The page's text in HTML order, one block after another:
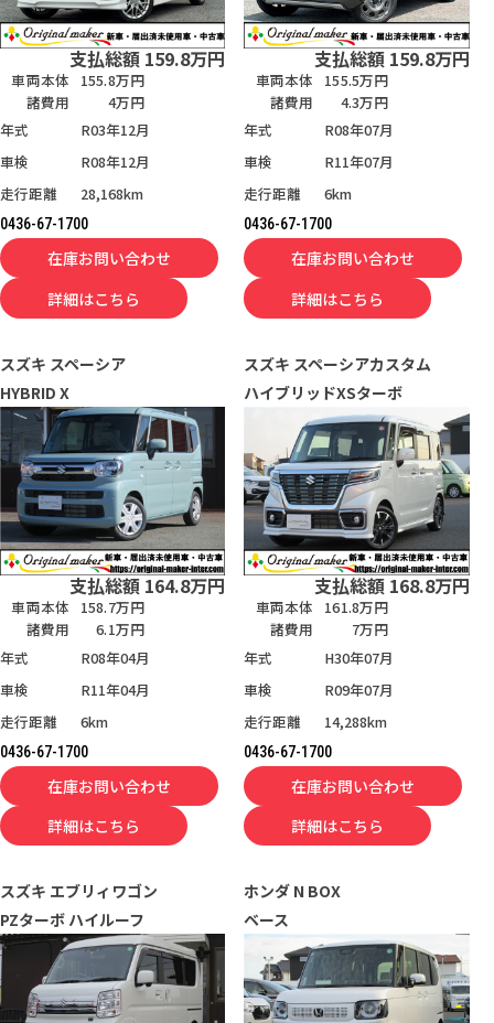
支払総額 159.8万円
車両本体
155.8万円
諸費用
4万円
年式
R03年12月
車検
R08年12月
走行距離
28,168km
0436-67-1700
在庫お問い合わせ
詳細はこちら
支払総額 159.8万円
車両本体
155.5万円
諸費用
4.3万円
年式
R08年07月
車検
R11年07月
走行距離
6km
0436-67-1700
在庫お問い合わせ
詳細はこちら
スズキ スペーシア
HYBRID X
支払総額 164.8万円
車両本体
158.7万円
諸費用
6.1万円
年式
R08年04月
車検
R11年04月
走行距離
6km
0436-67-1700
在庫お問い合わせ
詳細はこちら
スズキ スペーシアカスタム
ハイブリッドXSターボ
支払総額 168.8万円
車両本体
161.8万円
諸費用
7万円
年式
H30年07月
車検
R09年07月
走行距離
14,288km
0436-67-1700
在庫お問い合わせ
詳細はこちら
スズキ エブリィワゴン
PZターボ ハイルーフ
ホンダ N BOX
ベース